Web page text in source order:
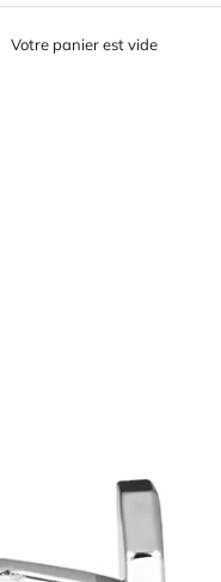
Votre panier est vide